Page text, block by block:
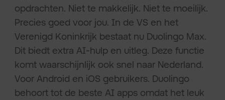
opdrachten. Niet te makkelijk. Niet te moeilijk.
Precies goed voor jou. In de VS en het
Verenigd Koninkrijk bestaat nu Duolingo Max.
Dit biedt extra AI-hulp en uitleg. Deze functie
komt waarschijnlijk ook snel naar Nederland.
Voor Android en iOS gebruikers. Duolingo
behoort tot de beste AI apps omdat het leuk